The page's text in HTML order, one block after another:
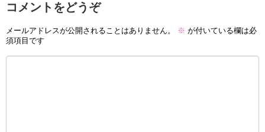
コメントをどうぞ
メールアドレスが公開されることはありません。 ※ が付いている欄は必
須項目です